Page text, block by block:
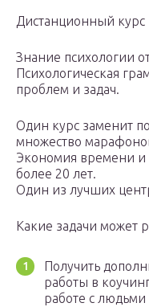
Дистанционный
Знание психологии
Психологическая
проблем и задач.
Один курс заменит
множество
Экономия времени и
более 20 лет.
Один из лучших
Какие задачи может
Получить
работы в
работе с людьми